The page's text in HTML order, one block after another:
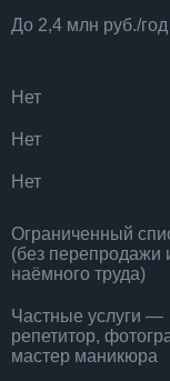
До 2,4 млн руб./год
Нет
Нет
Нет
Ограниченный
(без перепродажи
наёмного труда)
Частные услуги —
репетитор,
мастер маникюра